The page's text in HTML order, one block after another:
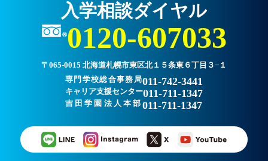
入学相談ダイヤル
0120-607033
〒065-0015 北海道札幌市東区北１５条東６丁目３−１
専門学校総合事務局011-742-3441
キャリア支援センター011-711-1347
吉田学園法人本部011-711-1347